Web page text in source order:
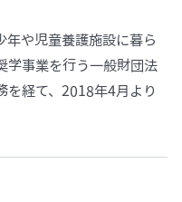
年や児童養護施設に暮ら
学事業を行う一般財団法
を経て、2018年4月より